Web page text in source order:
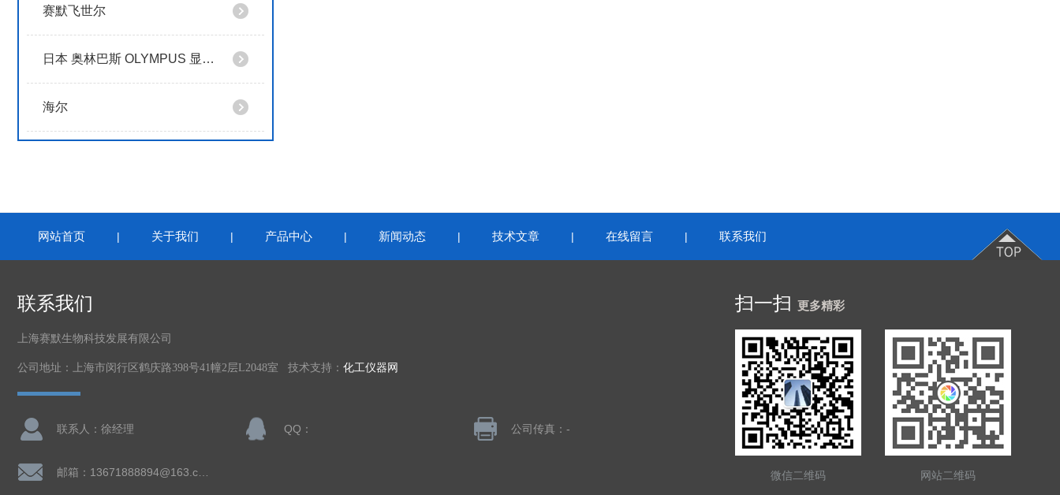
赛默飞世尔
日本 奥林巴斯 OLYMPUS 显微镜
海尔
网站首页 | 关于我们 | 产品中心 | 新闻动态 | 技术文章 | 在线留言 | 联系我们
联系我们
上海赛默生物科技发展有限公司
公司地址：上海市闵行区鹤庆路398号41幢2层L2048室 技术支持： 化工仪器网
联系人：徐经理 QQ： 公司传真：-
扫一扫 更多精彩
微信二维码 网站二维码